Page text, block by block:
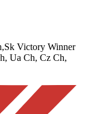
Victory Winner
Ua Ch, Cz Ch,